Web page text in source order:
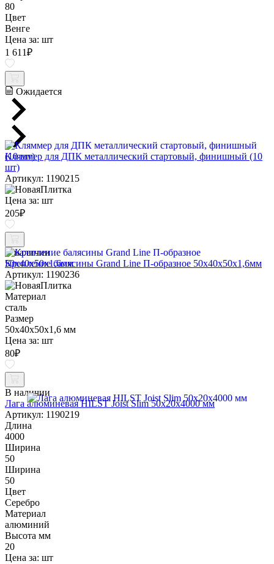
80
Цвет
Венге
Цена за: шт
1 611₽
Ожидается
Кляммер для ДПК металлический стартовый, финишный (10
шт)
Артикул: 1190215
Цена за: шт
205₽
В наличии
Крепление балясины Grand Line П-образное 50х40х50х1,6мм
Артикул: 1190236
Материал
сталь
Размер
50х40х50х1,6 мм
Цена за: шт
80₽
В наличии
Лага алюминевая HILST Joist Slim 50х20х4000 мм
Артикул: 1190219
Длина
4000
Ширина
50
Ширина
50
Цвет
Серебро
Материал
алюминий
Высота мм
20
Цена за: шт